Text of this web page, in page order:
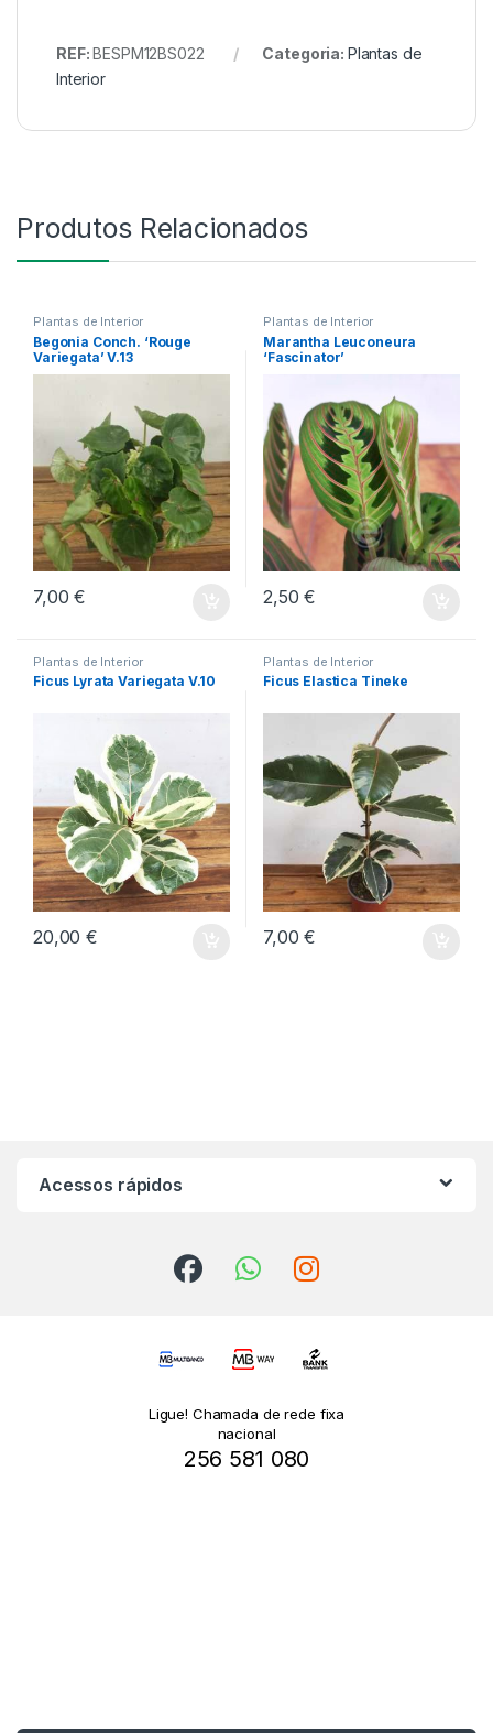
REF:BESPM12BS022 Categoria: Plantas de
Interior
Produtos Relacionados
Plantas de Interior
Begonia Conch. ‘Rouge
Variegata’ V.13
7,00€
Plantas de Interior
Marantha Leuconeura
‘Fascinator’
2,50€
Plantas de Interior
Ficus Lyrata Variegata V.10
20,00€
Plantas de Interior
Ficus Elastica Tineke
7,00€
Acessos rápidos
Ligue! Chamada de rede fixa
nacional
256 581 080